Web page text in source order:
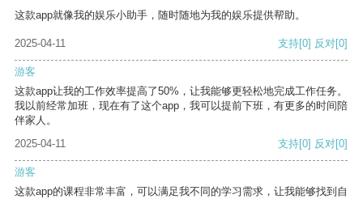
这款app就像我的娱乐小助手，随时随地为我的娱乐提供帮助。
2025-04-11 支持[0] 反对[0]
游客
这款app让我的工作效率提高了50%，让我能够更轻松地完成工作任务。
我以前经常加班，现在有了这个app，我可以提前下班，有更多的时间陪
伴家人。
2025-04-11
支持[0] 反对[0]
游客
这款app的课程非常丰富，可以满足我不同的学习需求，让我能够找到自